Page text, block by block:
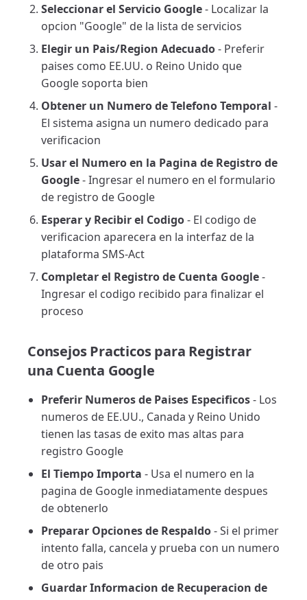
Seleccionar el Servicio Google- Localizar la
opcion "Google" de la lista de servicios
Elegir un Pais/Region Adecuado- Preferir
paises como EE.UU. o Reino Unido que
Google soporta bien
Obtener un Numero de Telefono Temporal -
El sistema asigna un numero dedicado para
verificacion
Usar el Numero en la Pagina de Registro de
Google- Ingresar el numero en el formulario
de registro de Google
Esperar y Recibir el Codigo- El codigo de
verificacion aparecera en la interfaz de la
plataforma SMS-Act
Completar el Registro de Cuenta Google-
Ingresar el codigo recibido para finalizar el
proceso
Consejos Practicos para Registrar
una Cuenta Google
Preferir Numeros de Paises Especificos- Los
numeros de EE.UU., Canada y Reino Unido
tienen las tasas de exito mas altas para
registro Google
El Tiempo Importa - Usa el numero en la
pagina de Google inmediatamente despues
de obtenerlo
Preparar Opciones de Respaldo- Si el primer
intento falla, cancela y prueba con un numero
de otro pais
Guardar Informacion de Recuperacion de